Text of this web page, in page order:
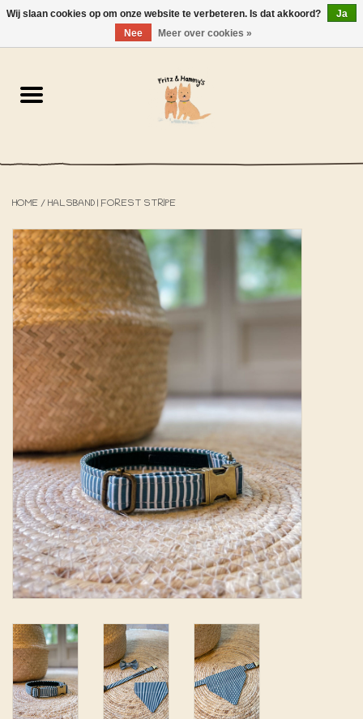
NL-EN 0 Artikelen - €0,00
De Winkel
Het Strandhuisje
De Blog
Over ons
HOME / HALSBAND | FOREST STRIPE
Wij slaan cookies op om onze website te verbeteren. Is dat akkoord?
Ja
Nee
Meer over cookies »